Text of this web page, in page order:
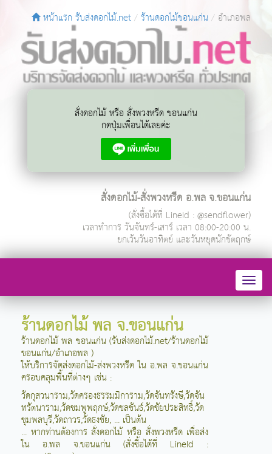
หน้าแรก รับส่งดอกไม้.net ร้านดอกไม้ขอนแก่น อำเภอพล
สั่งดอกไม้ หรือ สั่งพวงหรีด ขอนแก่น
กดปุ่มเพื่อนได้เลยค่ะ
สั่งดอกไม้-สั่งพวงหรีด อ.พล จ.ขอนแก่น
(สั่งซื้อได้ที่ LineId : @sendflower)
เวลาทำการ วันจันทร์-เสาร์ เวลา 08:00-20:00 น.
ยกเว้นวันอาทิตย์ และวันหยุดนักขัตฤกษ์
ร้านดอกไม้ พล จ.ขอนแก่น
ร้านดอกไม้ พล ขอนแก่น (รับส่งดอกไม้.net/ร้านดอกไม้
ขอนแก่น/อำเภอพล )
ให้บริการจัดส่งดอกไม้-ส่งพวงหรีด ใน อ.พล จ.ขอนแก่น
ครอบคลุมพื้นที่ต่างๆ เช่น :
วัดกุสวนาราม,วัดครองธรรมมิการาม,วัดจันทรังษี,วัดจัน
ทรัตนาราม,วัดชมพูพฤกษ์,วัดชลขันธ์,วัดชัยประสิทธิ์,วัด
ชุมพลบุรี,วัดถาวร,วัดธงชัย, ... เป็นต้น
... หากท่านต้องการ สั่งดอกไม้ หรือ สั่งพวงหรีด เพื่อส่ง
ใน อ.พล จ.ขอนแก่น (สั่งซื้อได้ที่ LineId :